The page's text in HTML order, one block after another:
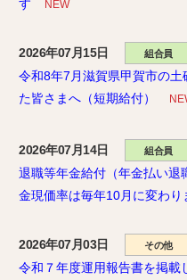
す
NEW
2026年07月15日 組合員
令和8年7月滋賀県甲賀市の
た皆さまへ（短期給付）
2026年07月14日 組合員
退職等年金給付（年金払い退
金現価率は毎年10月に変わり
2026年07月03日 その他
令和７年度運用報告書を掲載